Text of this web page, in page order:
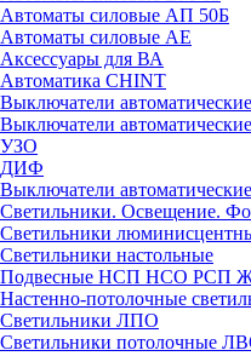
Автоматы силовые АП 50Б
Автоматы силовые АЕ
Аксессуары для ВА
Автоматика CHINT
Выключатели
Выключатели
УЗО
ДИФ
Выключатели
Светильники. Освещение.
Светильники
Светильники настольные
Подвесные НСП НСО РСП
Настенно-потолочные
Светильники ЛПО
Светильники потолочные